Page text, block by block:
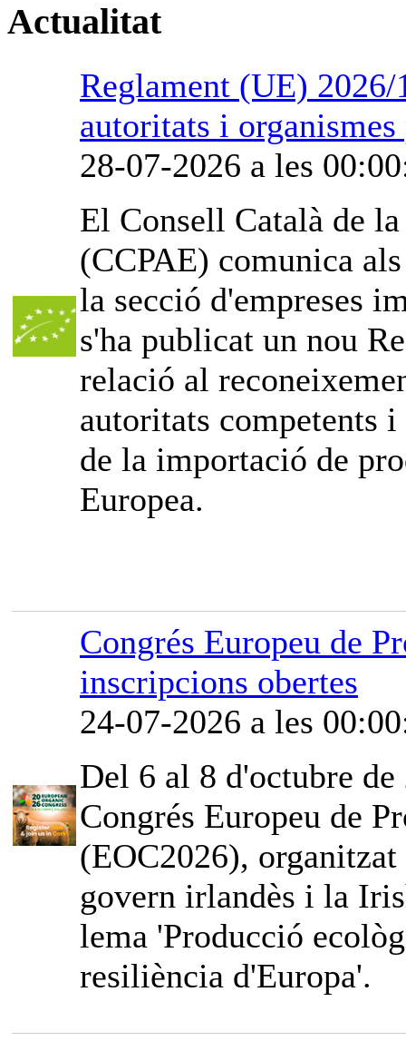
Actualitat
Reglament (UE)
autoritats i
28-07-2026 a les
El Consell Català de
(CCPAE) comunica
la secció d'empreses
s'ha publicat un nou
relació al
autoritats competents
de la importació de
Europea.
Congrés Europeu de
inscripcions obertes
24-07-2026 a les
Del 6 al 8 d'octubre
Congrés Europeu de
(EOC2026),
govern irlandès i la
lema 'Producció
resiliència d'Europa'.